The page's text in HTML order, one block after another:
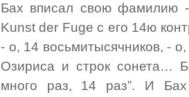
Бах вписал свою фамилию
Kunst der Fuge с его 14ю
- о, 14 восьмитысячников, -
Озириса и строк сонета…
много раз, 14 раз”. И Бах